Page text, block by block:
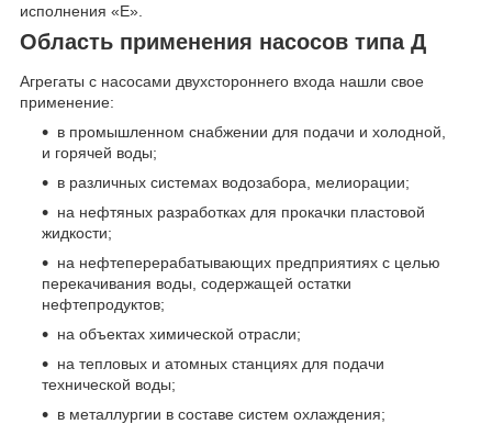
исполнения «Е».
Область применения насосов типа Д
Агрегаты с насосами двухстороннего входа нашли свое
применение:
в промышленном снабжении для подачи и холодной,
и горячей воды;
в различных системах водозабора, мелиорации;
на нефтяных разработках для прокачки пластовой
жидкости;
на нефтеперерабатывающих предприятиях с целью
перекачивания воды, содержащей остатки
нефтепродуктов;
на объектах химической отрасли;
на тепловых и атомных станциях для подачи
технической воды;
в металлургии в составе систем охлаждения;